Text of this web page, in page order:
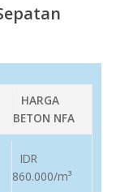
HARGA
BETON NFA
IDR
860.000/m³